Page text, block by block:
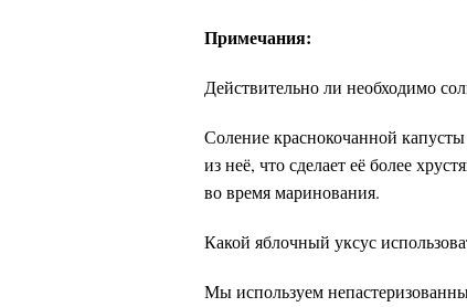
Примечания:
Действительно ли необходимо
Соление краснокочанной
из неё, что сделает её более
во время маринования.
Какой яблочный уксус
Мы используем